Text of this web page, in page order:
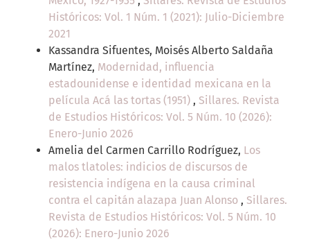
Históricos: Vol. 1 Núm. 1 (2021): Julio-Diciembre
2021
Kassandra Sifuentes, Moisés Alberto Saldaña
Martínez, Modernidad, influencia
estadounidense e identidad mexicana en la
película Acá las tortas (1951) , Sillares. Revista
de Estudios Históricos: Vol. 5 Núm. 10 (2026):
Enero-Junio 2026
Amelia del Carmen Carrillo Rodríguez, Los
malos tlatoles: indicios de discursos de
resistencia indígena en la causa criminal
contra el capitán alazapa Juan Alonso , Sillares.
Revista de Estudios Históricos: Vol. 5 Núm. 10
(2026): Enero-Junio 2026